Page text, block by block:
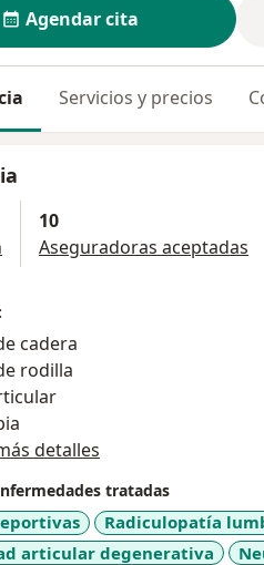
Agendar cita
Servicios y precios
10
Aseguradoras aceptadas
cadera
rodilla
detalles
tratadas
Radiculopatía
articular degenerativa